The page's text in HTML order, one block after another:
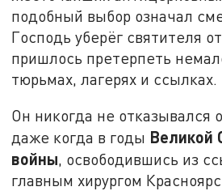
подобный выбор означал
Господь уберёг святителя
пришлось претерпеть
тюрьмах, лагерях и ссылках.
Он никогда не отказывался
даже когда в годы Великой
войны, освободившись из
главным хирургом